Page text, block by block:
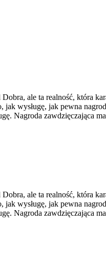
ale ta realność, która
wysługę, jak pewna
Nagroda zawdzięczająca
ale ta realność, która
wysługę, jak pewna
Nagroda zawdzięczająca